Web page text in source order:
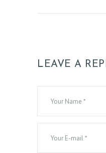
LEAVE A